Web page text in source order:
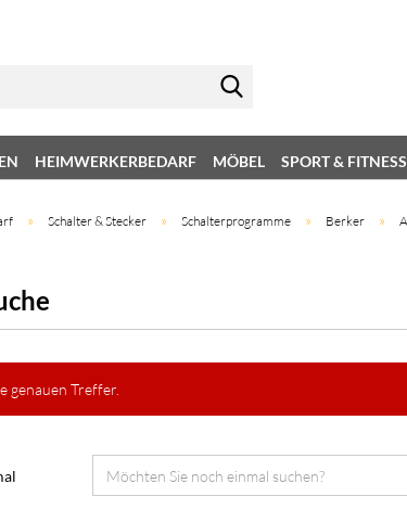
HEIMWERKERBEDARF MÖBEL SPORT & FITNESS
» Schalter & Stecker » Schalterprogramme » Berker »
genauen Treffer.